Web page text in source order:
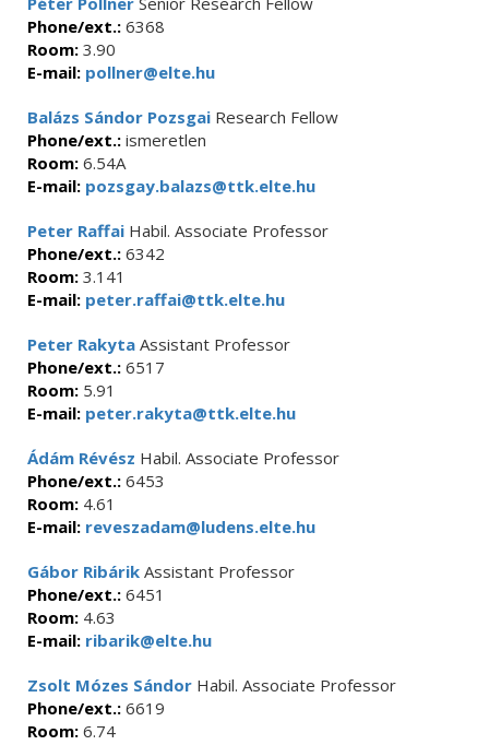
Phone/ext.: 6368
Room: 3.90
E-mail: pollner@elte.hu
Balázs Sándor Pozsgai Research Fellow
Phone/ext.: ismeretlen
Room: 6.54A
E-mail: pozsgay.balazs@ttk.elte.hu
Peter Raffai Habil. Associate Professor
Phone/ext.: 6342
Room: 3.141
E-mail: peter.raffai@ttk.elte.hu
Peter Rakyta Assistant Professor
Phone/ext.: 6517
Room: 5.91
E-mail: peter.rakyta@ttk.elte.hu
Ádám Révész Habil. Associate Professor
Phone/ext.: 6453
Room: 4.61
E-mail: reveszadam@ludens.elte.hu
Gábor Ribárik Assistant Professor
Phone/ext.: 6451
Room: 4.63
E-mail: ribarik@elte.hu
Zsolt Mózes Sándor Habil. Associate Professor
Phone/ext.: 6619
Room: 6.74